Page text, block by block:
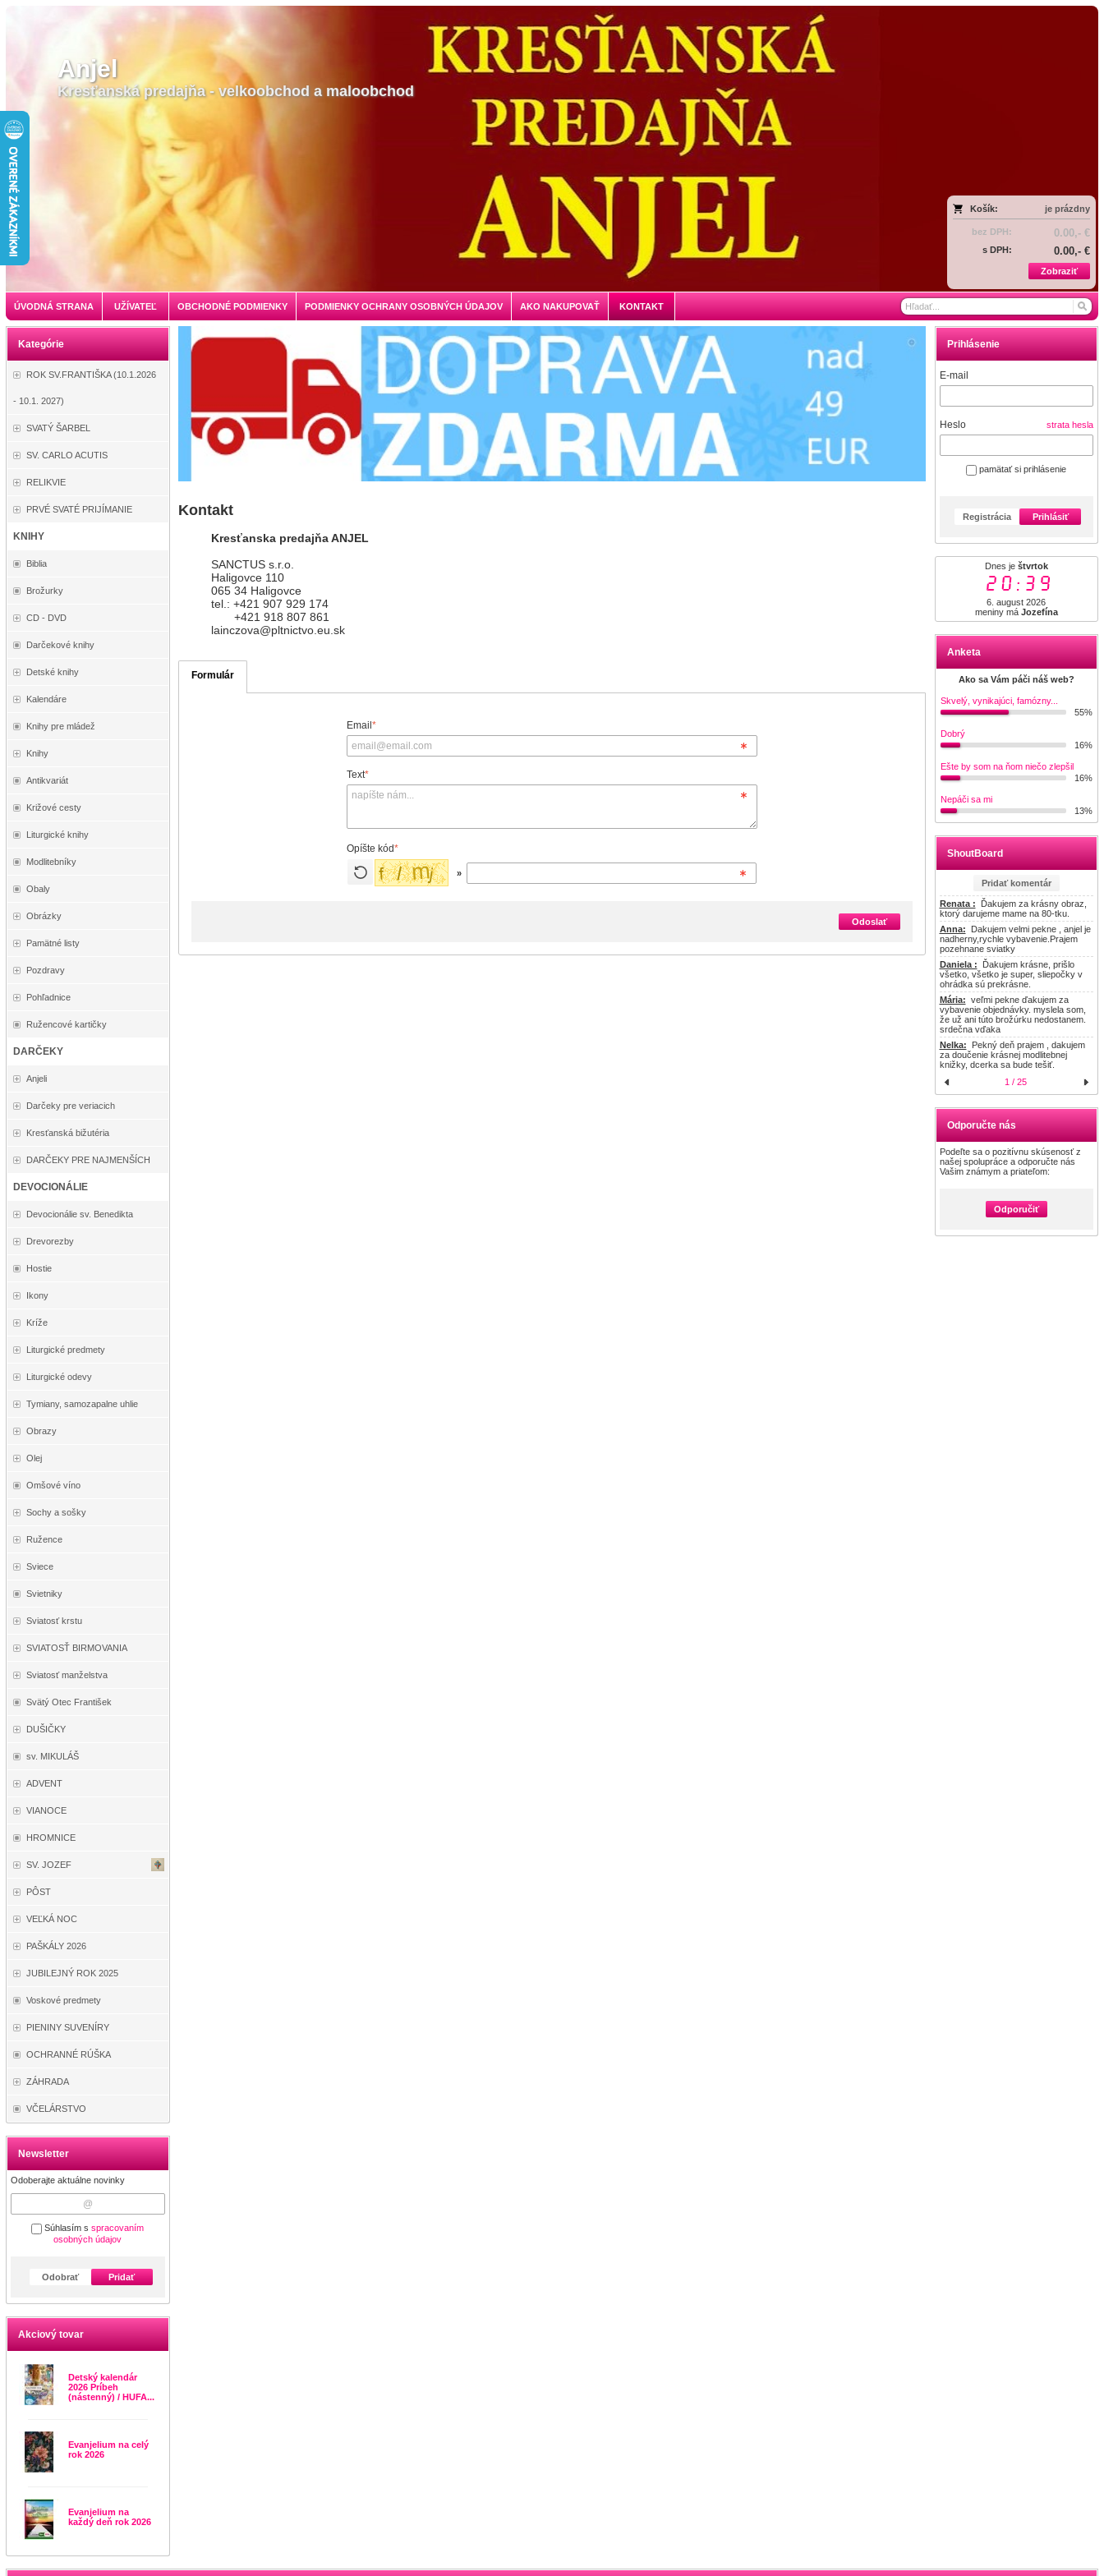
Košík: je prázdny
bez DPH: 0.00,- €
s DPH: 0.00,- €
Zobraziť
Anjel
Kresťanská predajňa - velkoobchod a maloobchod
ÚVODNÁ STRANA UŽÍVATEĽ OBCHODNÉ PODMIENKY PODMIENKY OCHRANY OSOBNÝCH ÚDAJOV AKO NAKUPOVAŤ KONTAKT
Kategórie
ROK SV.FRANTIŠKA (10.1.2026
- 10.1. 2027)
SVATÝ ŠARBEL
SV. CARLO ACUTIS
RELIKVIE
PRVÉ SVATÉ PRIJÍMANIE
KNIHY
Biblia
Brožurky
CD - DVD
Darčekové knihy
Detské knihy
Kalendáre
Knihy pre mládež
Knihy
Antikvariát
Križové cesty
Liturgické knihy
Modlitebníky
Obaly
Obrázky
Pamätné listy
Pozdravy
Pohľadnice
Ružencové kartičky
DARČEKY
Anjeli
Darčeky pre veriacich
Kresťanská bižutéria
DARČEKY PRE NAJMENŠÍCH
DEVOCIONÁLIE
Devocionálie sv. Benedikta
Drevorezby
Hostie
Ikony
Kríže
Liturgické predmety
Liturgické odevy
Tymiany, samozapalne uhlie
Obrazy
Olej
Omšové víno
Sochy a sošky
Ružence
Sviece
Svietniky
Sviatosť krstu
SVIATOSŤ BIRMOVANIA
Sviatosť manželstva
Svätý Otec František
DUŠIČKY
sv. MIKULÁŠ
ADVENT
VIANOCE
HROMNICE
SV. JOZEF
PÔST
VEĽKÁ NOC
PAŠKÁLY 2026
JUBILEJNÝ ROK 2025
Voskové predmety
PIENINY SUVENÍRY
OCHRANNÉ RÚŠKA
ZÁHRADA
VČELÁRSTVO
Newsletter
Odoberajte aktuálne novinky
Súhlasím sspracovaním
osobných údajov
Odobrať Pridať
Akciový tovar
Detský kalendár
2026 Príbeh
(nástenný) / HUFA...
Evanjelium na celý
rok 2026
Evanjelium na
každý deň rok 2026
Prihlásenie
E-mail
Heslo strata hesla
pamätať si prihlásenie
Registrácia Prihlásiť
Dnes je štvrtok
20:39
6. august 2026
meniny má Jozefína
Anketa
Ako sa Vám páči náš web?
Skvelý, vynikajúci, famózny...
55%
Dobrý
16%
Ešte by som na ňom niečo zlepšil
16%
Nepáči sa mi
13%
ShoutBoard
Pridať komentár
Renata : Ďakujem za krásny obraz,
ktorý darujeme mame na 80-tku.
Anna: Dakujem velmi pekne , anjel je
nadherny,rychle vybavenie.Prajem
pozehnane sviatky
Daniela : Ďakujem krásne, prišlo
všetko, všetko je super, sliepočky v
ohrádka sú prekrásne.
Mária: veľmi pekne ďakujem za
vybavenie objednávky. myslela som,
že už ani túto brožúrku nedostanem.
srdečna vďaka
Nelka: Pekný deň prajem , dakujem
za doučenie krásnej modlitebnej
knižky, dcerka sa bude tešiť.
1 / 25
Odporučte nás
Podeľte sa o pozitívnu skúsenosť z
našej spolupráce a odporučte nás
Vašim známym a priateľom:
Odporučiť
Kontakt
Kresťanska predajňa ANJEL
SANCTUS s.r.o.
Haligovce 110
065 34 Haligovce
tel.: +421 907 929 174
+421 918 807 861
lainczova@pltnictvo.eu.sk
Formulár
Email*
Text*
Opíšte kód*
»
Odoslať